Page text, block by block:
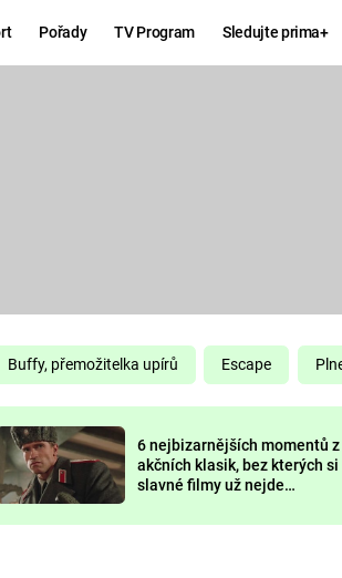
Pořady TV Program Sledujte prima+
DELIVERANCE
Buffy, přemožitelka upírů Escape
6 nejbizarnějších momentů z
akčních klasik, bez kterých si
slavné filmy už nejde